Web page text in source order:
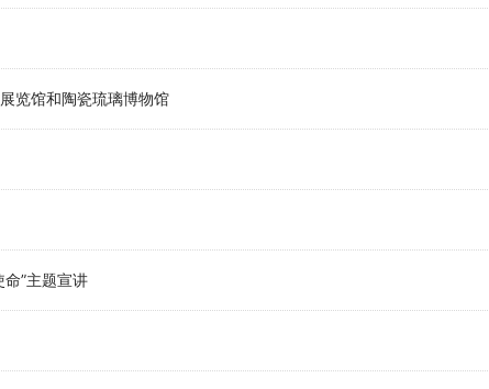
览馆和陶瓷琉璃博物馆
命”主题宣讲